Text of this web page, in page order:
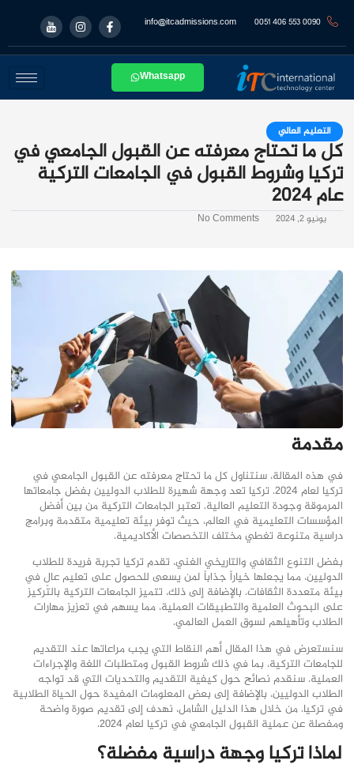
0090 553 406 0051
info@itcadmissions.com
Whatsapp
التعليم العالي
كل ما تحتاج معرفته عن القبول الجامعي في
تركيا وشروط القبول في الجامعات التركية
عام 2024
يونيو 2, 2024 No Comments
مقدمة
في هذه المقالة، سنتناول كل ما تحتاج معرفته عن القبول الجامعي في
تركيا لعام 2024. تركيا تعد وجهة شهيرة للطلاب الدوليين بفضل جامعاتها
المرموقة وجودة التعليم العالية. تعتبر الجامعات التركية من بين أفضل
المؤسسات التعليمية في العالم، حيث توفر بيئة تعليمية متقدمة وبرامج
دراسية متنوعة تغطي مختلف التخصصات الأكاديمية.
بفضل التنوع الثقافي والتاريخي الغني، تقدم تركيا تجربة فريدة للطلاب
الدوليين، مما يجعلها خياراً جذاباً لمن يسعى للحصول على تعليم عالٍ في
بيئة متعددة الثقافات. بالإضافة إلى ذلك، تتميز الجامعات التركية بالتركيز
على البحوث العلمية والتطبيقات العملية، مما يسهم في تعزيز مهارات
الطلاب وتأهيلهم لسوق العمل العالمي.
سنستعرض في هذا المقال أهم النقاط التي يجب مراعاتها عند التقديم
للجامعات التركية، بما في ذلك شروط القبول ومتطلبات اللغة والإجراءات
العملية. سنقدم نصائح حول كيفية التقديم والتحديات التي قد تواجه
الطلاب الدوليين، بالإضافة إلى بعض المعلومات المفيدة حول الحياة الطلابية
في تركيا. من خلال هذا الدليل الشامل، نهدف إلى تقديم صورة واضحة
ومفصلة عن عملية القبول الجامعي في تركيا لعام 2024.
لماذا تركيا وجهة دراسية مفضلة؟